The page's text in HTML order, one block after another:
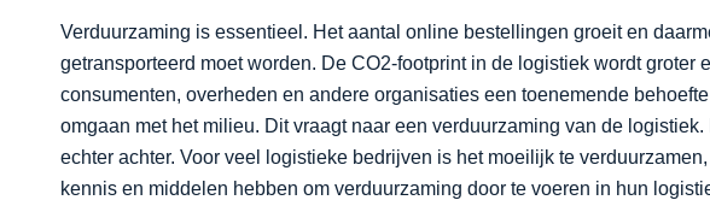
Verduurzaming is essentieel. Het aantal online bestellingen groeit en
getransporteerd moet worden. De CO2-footprint in de logistiek wordt groter
consumenten, overheden en andere organisaties een toenemende
omgaan met het milieu. Dit vraagt naar een verduurzaming van de
echter achter. Voor veel logistieke bedrijven is het moeilijk te
kennis en middelen hebben om verduurzaming door te voeren in hun